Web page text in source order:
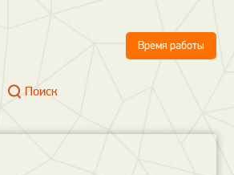
Время работы
Поиск